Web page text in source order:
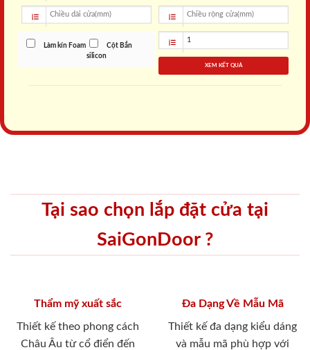
Làm kín Foam
Cột Bắn
silicon
XEM KẾT QUẢ
Tại sao chọn lắp đặt cửa tại
SaiGonDoor ?
Thẩm mỹ xuất sắc
Thiết kế theo phong cách
Châu Âu từ cổ điển đến
Đa Dạng Về Mẫu Mã
Thiết kế đa dạng kiểu dáng
và mẫu mã phù hợp với